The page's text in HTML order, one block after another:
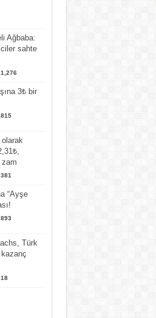
Ağbaba:
sahte
3₺ bir
olarak
zam
“Ayşe
Türk
kazanç